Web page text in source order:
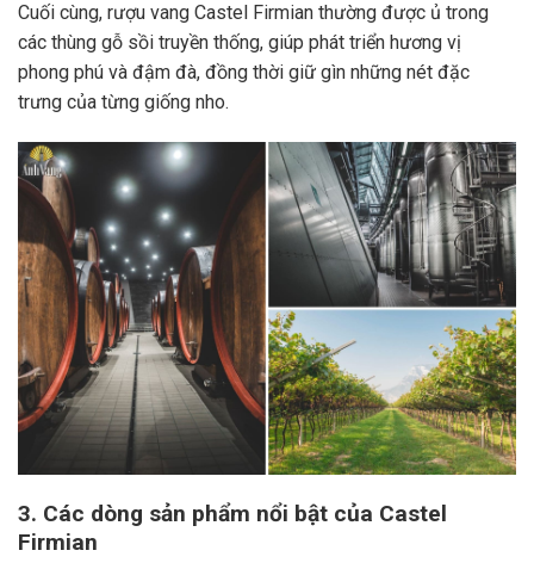
Cuối cùng, rượu vang Castel Firmian thường được ủ trong
các thùng gỗ sồi truyền thống, giúp phát triển hương vị
phong phú và đậm đà, đồng thời giữ gìn những nét đặc
trưng của từng giống nho.
3. Các dòng sản phẩm nổi bật của Castel
Firmian